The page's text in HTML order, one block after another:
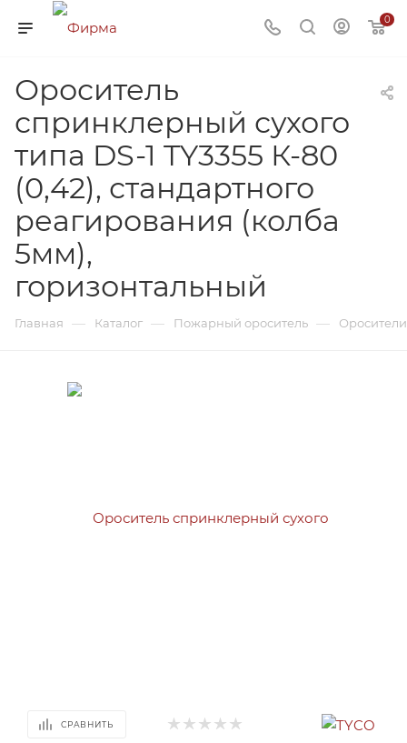
0
Ороситель
спринклерный сухого
типа DS-1 TY3355 К-80
(0,42), стандартного
реагирования (колба
5мм),
горизонтальный
Главная — Каталог — Пожарный ороситель — Оросители
СРАВНИТЬ